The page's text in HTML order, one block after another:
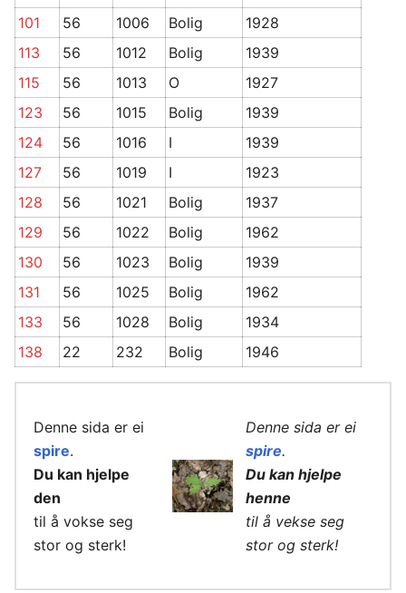
101
56 1006 Bolig
1928
113
56 1012 Bolig
1939
115
56 1013 O
1927
123
56 1015 Bolig
1939
124
56 1016 I
1939
127
56 1019 I
1923
128
56 1021 Bolig
1937
129
56 1022 Bolig
1962
130
56 1023 Bolig
1939
131
56 1025 Bolig
1962
133
56 1028 Bolig
1934
138
22 232 Bolig 1946
Denne sida er ei
spire.
Du kan hjelpe
den
til å vokse seg
stor og sterk!
Denne sida er ei
spire.
Du kan hjelpe
henne
til å vekse seg
stor og sterk!